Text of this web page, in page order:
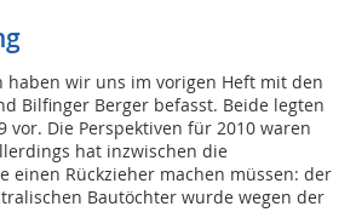
haben wir uns im vorigen Heft mit den
Bilfinger Berger befasst. Beide legten
vor. Die Perspektiven für 2010 waren
hat inzwischen die
einen Rückzieher machen müssen: der
Bautöchter wurde wegen der